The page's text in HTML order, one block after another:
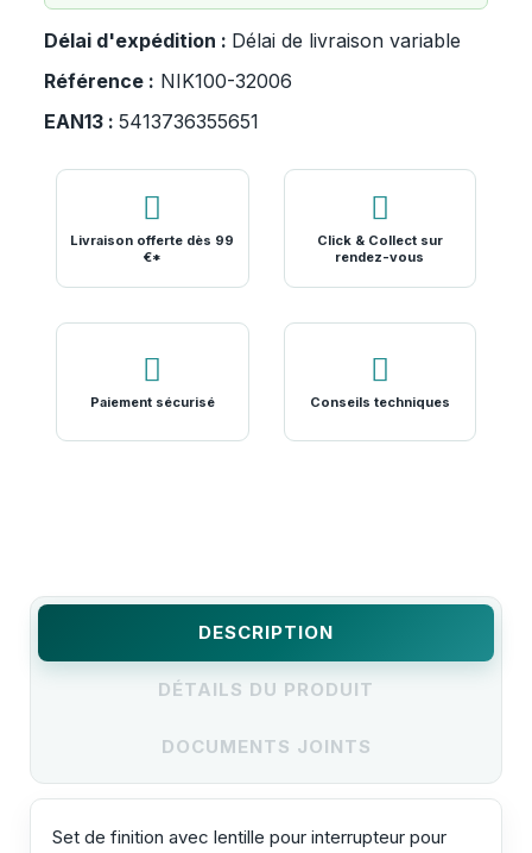
Délai d'expédition : Délai de livraison variable
Référence : NIK100-32006
EAN13 : 5413736355651
Livraison offerte dès 99
€*
Click & Collect sur
rendez-vous
Paiement sécurisé Conseils techniques
DESCRIPTION
DÉTAILS DU PRODUIT
DOCUMENTS JOINTS
Set de finition avec lentille pour interrupteur pour